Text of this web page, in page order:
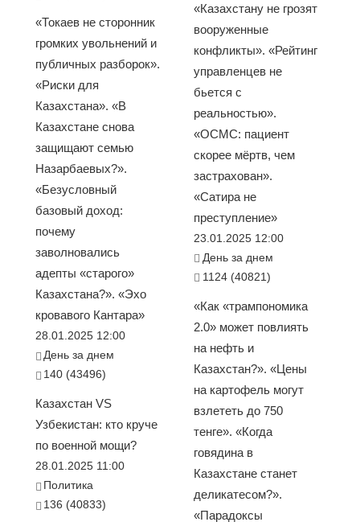
«Токаев не сторонник
громких увольнений и
публичных разборок».
«Риски для
Казахстана». «В
Казахстане снова
защищают семью
Назарбаевых?».
«Безусловный
базовый доход:
почему
заволновались
адепты «старого»
Казахстана?». «Эхо
кровавого Кантара»
28.01.2025 12:00
День за днем
140 (43496)
Казахстан VS
Узбекистан: кто круче
по военной мощи?
28.01.2025 11:00
Политика
136 (40833)
«Казахстану не грозят
вооруженные
конфликты». «Рейтинг
управленцев не
бьется с
реальностью».
«ОСМС: пациент
скорее мёртв, чем
застрахован».
«Сатира не
преступление»
23.01.2025 12:00
День за днем
1124 (40821)
«Как «трампономика
2.0» может повлиять
на нефть и
Казахстан?». «Цены
на картофель могут
взлететь до 750
тенге». «Когда
говядина в
Казахстане станет
деликатесом?».
«Парадоксы